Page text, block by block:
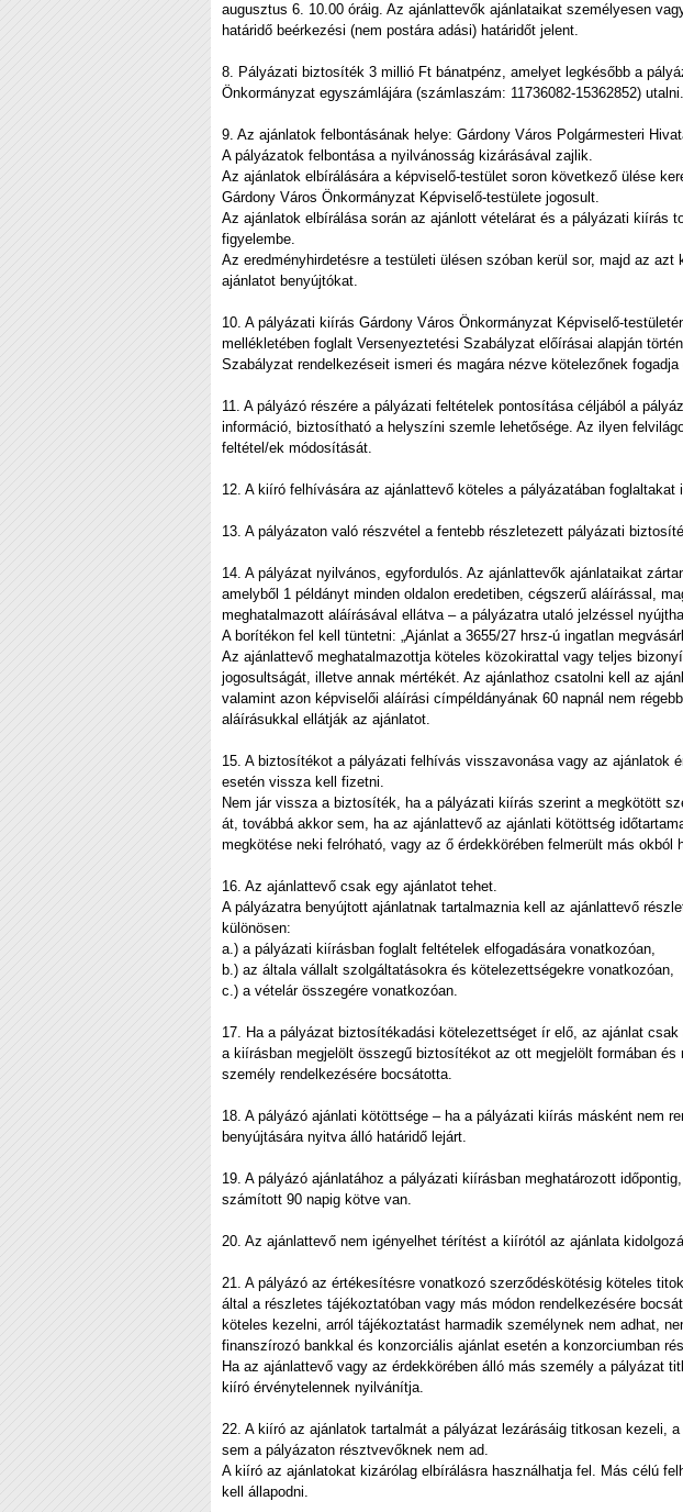
augusztus 6. 10.00 óráig. Az ajánlattevők ajánlataikat személyesen
határidő beérkezési (nem postára adási) határidőt jelent.
8. Pályázati biztosíték 3 millió Ft bánatpénz, amelyet legkésőbb a
Önkormányzat egyszámlájára (számlaszám: 11736082-15362852) utalni.
9. Az ajánlatok felbontásának helye: Gárdony Város Polgármesteri
A pályázatok felbontása a nyilvánosság kizárásával zajlik.
Az ajánlatok elbírálására a képviselő-testület soron következő ülése
Gárdony Város Önkormányzat Képviselő-testülete jogosult.
Az ajánlatok elbírálása során az ajánlott vételárat és a pályázati kiírás
figyelembe.
Az eredményhirdetésre a testületi ülésen szóban kerül sor, majd az
ajánlatot benyújtókat.
10. A pályázati kiírás Gárdony Város Önkormányzat Képviselő-
mellékletében foglalt Versenyeztetési Szabályzat előírásai alapján
Szabályzat rendelkezéseit ismeri és magára nézve kötelezőnek fogadja
11. A pályázó részére a pályázati feltételek pontosítása céljából a
információ, biztosítható a helyszíni szemle lehetősége. Az ilyen
feltétel/ek módosítását.
12. A kiíró felhívására az ajánlattevő köteles a pályázatában foglaltakat
13. A pályázaton való részvétel a fentebb részletezett pályázati
14. A pályázat nyilvános, egyfordulós. Az ajánlattevők ajánlataikat
amelyből 1 példányt minden oldalon eredetiben, cégszerű aláírással,
meghatalmazott aláírásával ellátva – a pályázatra utaló jelzéssel
A borítékon fel kell tüntetni: „Ajánlat a 3655/27 hrsz-ú ingatlan
Az ajánlattevő meghatalmazottja köteles közokirattal vagy teljes
jogosultságát, illetve annak mértékét. Az ajánlathoz csatolni kell az
valamint azon képviselői aláírási címpéldányának 60 napnál nem
aláírásukkal ellátják az ajánlatot.
15. A biztosítékot a pályázati felhívás visszavonása vagy az ajánlatok
esetén vissza kell fizetni.
Nem jár vissza a biztosíték, ha a pályázati kiírás szerint a megkötött
át, továbbá akkor sem, ha az ajánlattevő az ajánlati kötöttség
megkötése neki felróható, vagy az ő érdekkörében felmerült más okból
16. Az ajánlattevő csak egy ajánlatot tehet.
A pályázatra benyújtott ajánlatnak tartalmaznia kell az ajánlattevő
különösen:
a.) a pályázati kiírásban foglalt feltételek elfogadására vonatkozóan,
b.) az általa vállalt szolgáltatásokra és kötelezettségekre vonatkozóan,
c.) a vételár összegére vonatkozóan.
17. Ha a pályázat biztosítékadási kötelezettséget ír elő, az ajánlat
a kiírásban megjelölt összegű biztosítékot az ott megjelölt formában
személy rendelkezésére bocsátotta.
18. A pályázó ajánlati kötöttsége – ha a pályázati kiírás másként nem
benyújtására nyitva álló határidő lejárt.
19. A pályázó ajánlatához a pályázati kiírásban meghatározott
számított 90 napig kötve van.
20. Az ajánlattevő nem igényelhet térítést a kiírótól az ajánlata
21. A pályázó az értékesítésre vonatkozó szerződéskötésig köteles
által a részletes tájékoztatóban vagy más módon rendelkezésére
köteles kezelni, arról tájékoztatást harmadik személynek nem adhat,
finanszírozó bankkal és konzorciális ajánlat esetén a konzorciumban
Ha az ajánlattevő vagy az érdekkörében álló más személy a pályázat
kiíró érvénytelennek nyilvánítja.
22. A kiíró az ajánlatok tartalmát a pályázat lezárásáig titkosan kezeli,
sem a pályázaton résztvevőknek nem ad.
A kiíró az ajánlatokat kizárólag elbírálásra használhatja fel. Más célú
kell állapodni.